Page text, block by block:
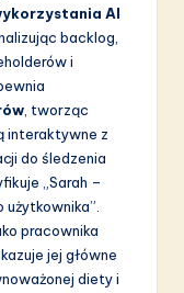
AI
backlog,
i
, tworząc
interaktywne z
do śledzenia
„Sarah –
pracownika
jej główne
diety i